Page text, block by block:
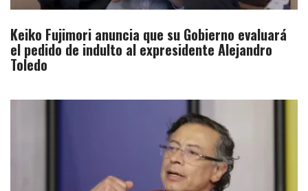
Keiko Fujimori anuncia que su Gobierno evaluará
el pedido de indulto al expresidente Alejandro
Toledo